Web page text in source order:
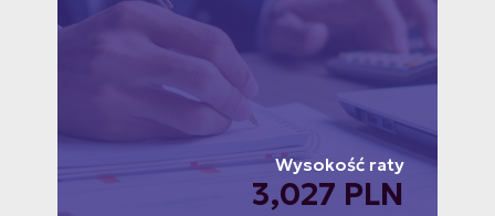
Wysokość raty
3,027 PLN